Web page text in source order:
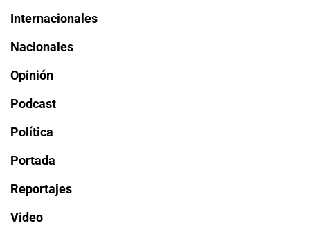
Internacionales
Nacionales
Opinión
Podcast
Política
Portada
Reportajes
Video